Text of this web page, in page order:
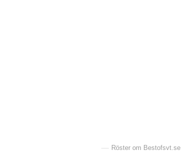
Röster om Bestofsvt.se